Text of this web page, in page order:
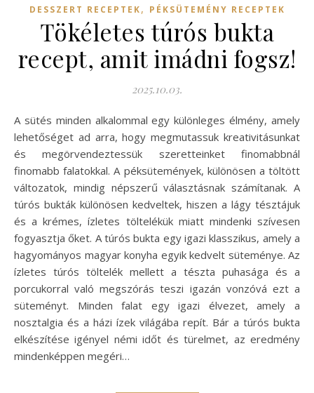
DESSZERT RECEPTEK, PÉKSÜTEMÉNY RECEPTEK
Tökéletes túrós bukta
recept, amit imádni fogsz!
2025.10.03.
A sütés minden alkalommal egy különleges élmény, amely
lehetőséget ad arra, hogy megmutassuk kreativitásunkat
és megörvendeztessük szeretteinket finomabbnál
finomabb falatokkal. A péksütemények, különösen a töltött
változatok, mindig népszerű választásnak számítanak. A
túrós bukták különösen kedveltek, hiszen a lágy tésztájuk
és a krémes, ízletes töltelékük miatt mindenki szívesen
fogyasztja őket. A túrós bukta egy igazi klasszikus, amely a
hagyományos magyar konyha egyik kedvelt süteménye. Az
ízletes túrós töltelék mellett a tészta puhasága és a
porcukorral való megszórás teszi igazán vonzóvá ezt a
süteményt. Minden falat egy igazi élvezet, amely a
nosztalgia és a házi ízek világába repít. Bár a túrós bukta
elkészítése igényel némi időt és türelmet, az eredmény
mindenképpen megéri…